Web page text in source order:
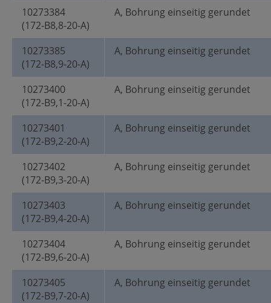
10273384
(172-B8,8-20-A)
A, Bohrung einseitig gerundet
10273385
(172-B8,9-20-A)
A, Bohrung einseitig gerundet
10273400
(172-B9,1-20-A)
A, Bohrung einseitig gerundet
10273401
(172-B9,2-20-A)
A, Bohrung einseitig gerundet
10273402
(172-B9,3-20-A)
A, Bohrung einseitig gerundet
10273403
(172-B9,4-20-A)
A, Bohrung einseitig gerundet
10273404
(172-B9,6-20-A)
A, Bohrung einseitig gerundet
10273405
(172-B9,7-20-A)
A, Bohrung einseitig gerundet